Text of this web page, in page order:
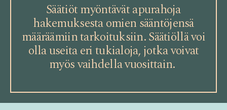
Säätiöt myöntävät apurahoja
hakemuksesta omien sääntöjensä
määräämiin tarkoituksiin. Säätiöllä voi
olla useita eri tukialoja, jotka voivat
myös vaihdella vuosittain.